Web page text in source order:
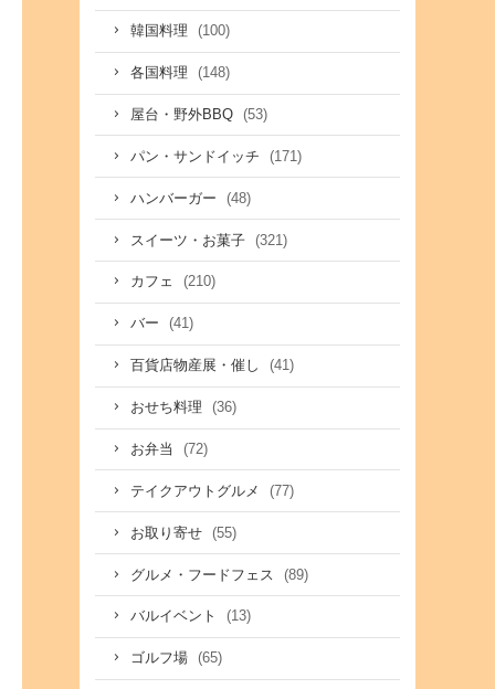
韓国料理 (100)
各国料理 (148)
屋台・野外BBQ (53)
パン・サンドイッチ (171)
ハンバーガー (48)
スイーツ・お菓子 (321)
カフェ (210)
バー (41)
百貨店物産展・催し (41)
おせち料理 (36)
お弁当 (72)
テイクアウトグルメ (77)
お取り寄せ (55)
グルメ・フードフェス (89)
バルイベント (13)
ゴルフ場 (65)